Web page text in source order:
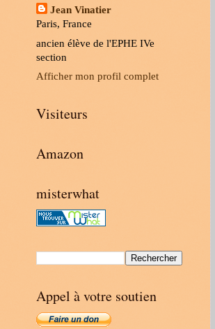
Jean Vinatier
Paris, France
ancien élève de l'EPHE IVe
section
Afficher mon profil complet
Visiteurs
Amazon
misterwhat
Appel à votre soutien